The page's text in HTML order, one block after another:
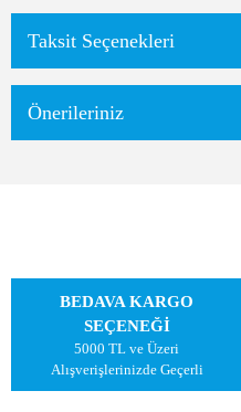
Taksit Seçenekleri
Önerileriniz
BEDAVA KARGO
SEÇENEĞİ
5000 TL ve Üzeri
Alışverişlerinizde Geçerli